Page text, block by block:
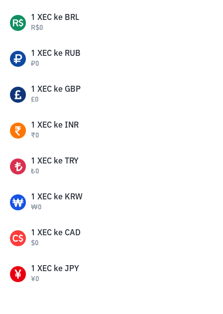
1 XEC ke BRL
R$0
1 XEC ke RUB
₽0
1 XEC ke GBP
£0
1 XEC ke INR
₹0
1 XEC ke TRY
₺0
1 XEC ke KRW
₩0
1 XEC ke CAD
$0
1 XEC ke JPY
¥0